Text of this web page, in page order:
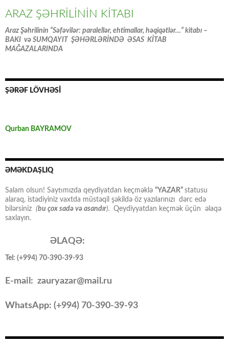
ARAZ ŞƏHRİLİNİN KİTABI
Araz Şəhrilinin “Səfəvilər: paralellər, ehtimallar, həqiqətlər…” kitabı –
BAKI və SUMQAYIT ŞƏHƏRLƏRİNDƏ ƏSAS KİTAB
MAĞAZALARINDA
ŞƏRƏF LÖVHƏSİ
Qurban BAYRAMOV
ƏMƏKDAŞLIQ
Salam olsun! Saytımızda qeydiyatdan keçməklə “YAZAR” statusu
alaraq, istədiyiniz vaxtda müstəqil şəkildə öz yazılarınızı dərc edə
bilərsiniz (bu çox sadə və asandır). Qeydiyyatdan keçmək üçün əlaqə
saxlayın.
ƏLAQƏ:
Tel: (+994) 70-390-39-93
E-mail: zauryazar@mail.ru
WhatsApp: (+994) 70-390-39-93